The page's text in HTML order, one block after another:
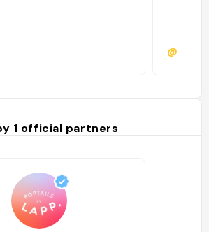
1 official partners